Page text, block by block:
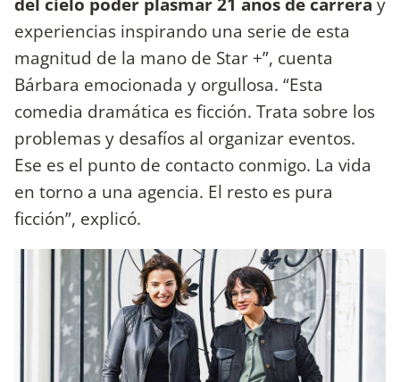
experiencias inspirando una serie de esta
magnitud de la mano de Star +”, cuenta
Bárbara emocionada y orgullosa. “Esta
comedia dramática es ficción. Trata sobre los
problemas y desafíos al organizar eventos.
Ese es el punto de contacto conmigo. La vida
en torno a una agencia. El resto es pura
ficción”, explicó.